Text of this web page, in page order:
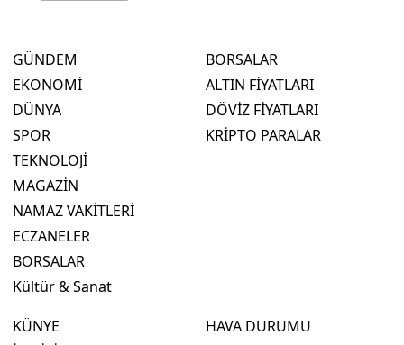
GÜNDEM
EKONOMİ
DÜNYA
SPOR
TEKNOLOJİ
MAGAZİN
NAMAZ VAKİTLERİ
ECZANELER
BORSALAR
Kültür & Sanat
BORSALAR
ALTIN FİYATLARI
DÖVİZ FİYATLARI
KRİPTO PARALAR
KÜNYE
HAVA DURUMU